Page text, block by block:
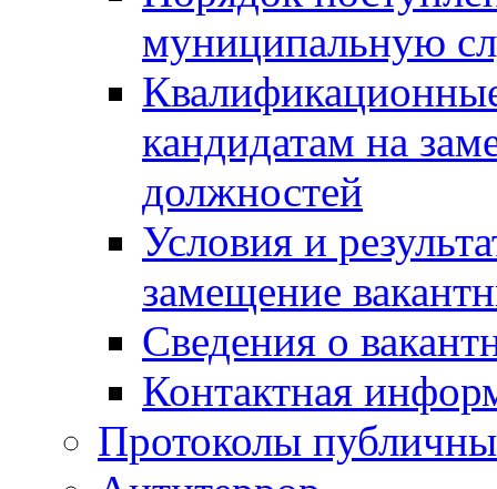
муниципальную
кандидатам на
должностей
Условия и
замещение
Сведения о
Контактная
Протоколы